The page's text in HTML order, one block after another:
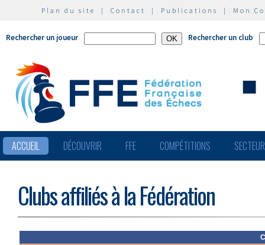
Plan du site | Contact | Publications | Mon
Rechercher un joueur Rechercher un club
ACCUEIL DÉCOUVRIR FFE COMPÉTITIONS
Clubs affiliés à la Fédération